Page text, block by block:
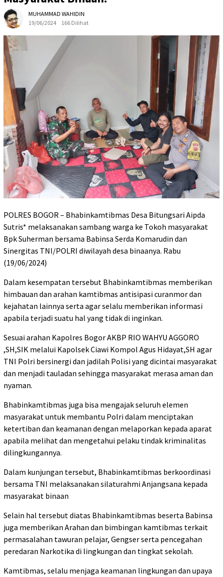
MUHAMMAD WAHIDIN
19/06/2024
166 Dilihat
POLRES BOGOR – Bhabinkamtibmas Desa Bitungsari Aipda
Sutris* melaksanakan sambang warga ke Tokoh masyarakat
Bpk Suherman bersama Babinsa Serda Komarudin dan
Sinergitas TNI/POLRI diwilayah desa binaanya. Rabu
(19/06/2024)
Dalam kesempatan tersebut Bhabinkamtibmas memberikan
himbauan dan arahan kamtibmas antisipasi curanmor dan
kejahatan lainnya serta agar selalu memberikan informasi
apabila terjadi suatu hal yang tidak di inginkan.
Sesuai arahan Kapolres Bogor AKBP RIO WAHYU AGGORO
,SH,SIK melalui Kapolsek Ciawi Kompol Agus Hidayat,SH agar
TNI Polri bersinergi dan jadilah Polisi yang dicintai masyarakat
dan menjadi tauladan sehingga masyarakat merasa aman dan
nyaman.
Bhabinkamtibmas juga bisa mengajak seluruh elemen
masyarakat untuk membantu Polri dalam menciptakan
ketertiban dan keamanan dengan melaporkan kepada aparat
apabila melihat dan mengetahui pelaku tindak kriminalitas
dilingkungannya.
Dalam kunjungan tersebut, Bhabinkamtibmas berkoordinasi
bersama TNI melaksanakan silaturahmi Anjangsana kepada
masyarakat binaan
Selain hal tersebut diatas Bhabinkamtibmas beserta Babinsa
juga memberikan Arahan dan bimbingan kamtibmas terkait
permasalahan tawuran pelajar, Gengser serta pencegahan
peredaran Narkotika di lingkungan dan tingkat sekolah.
Kamtibmas, selalu menjaga keamanan lingkungan dan upaya